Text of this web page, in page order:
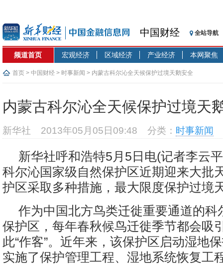
中国财经 全站导航
频道首页 宏观经济 区域经济 产业经济 本网聚焦
首页 > 中国财经 > 时事新闻 > 内蒙古科尔沁全天候保护过境天鹅安全
内蒙古科尔沁全天候保护过境天
新华社 2013年05月05日09:48 分类： 时事新闻
新华社呼和浩特5月5日电(记者李云
科尔沁国家级自然保护区近期迎来大批
护区采取多种措施，最大限度保护过境
作为中国北方鸟类迁徙重要通道的科
保护区，每年春秋候鸟迁徙季节都会吸
此“作客”。近年来，该保护区启动湿地
实施了保护管理工程、湿地系统恢复工